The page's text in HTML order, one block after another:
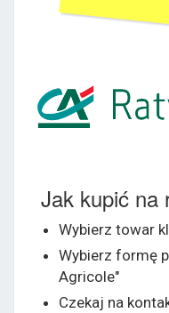
Jak kupić na
Wybierz towar
Wybierz formę
Agricole"
Czekaj na